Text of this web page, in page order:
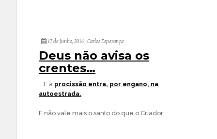
17 de Junho, 2016 Carlos Esperança
Deus não avisa os
crentes…
… E a procissão entra, por engano, na
autoestrada.
E não vale mais o santo do que o Criador.